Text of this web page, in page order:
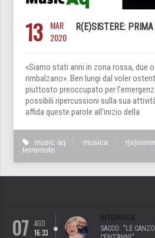
13
MAR
2020
R(E)SISTERE:
«Siamo stati anni in zona rossa, due
rimbalzano». Ben lungi dal voler
piuttosto preoccupato per
possibili ripercussioni sulla sua
affida queste parole all’inizio della
music aq musica
terremoto
07
AGO
16:33
INTERVISTE
SACCO: “LE